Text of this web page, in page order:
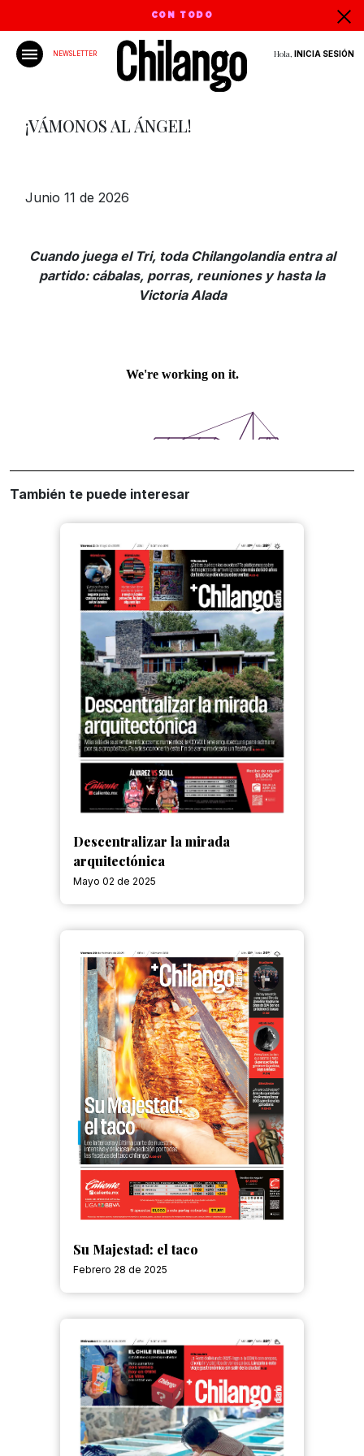
CON TODO
NEWSLETTER Hola, INICIA SESIÓN
¡VÁMONOS AL ÁNGEL!
Junio 11 de 2026
Cuando juega el Tri, toda Chilangolandia entra al
partido: cábalas, porras, reuniones y hasta la
Victoria Alada
También te puede interesar
Descentralizar la mirada
arquitectónica
Mayo 02 de 2025
Su Majestad: el taco
Febrero 28 de 2025